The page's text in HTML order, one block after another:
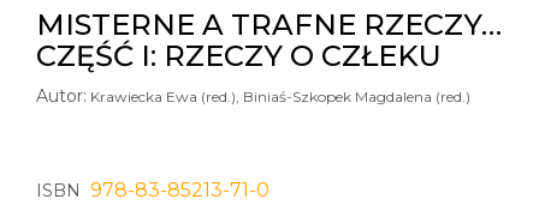
MISTERNE A TRAFNE RZECZY…
CZĘŚĆ I: RZECZY O CZŁEKU
Autor: Krawiecka Ewa (red.), Biniaś-Szkopek Magdalena (red.)
ISBN 978-83-85213-71-0